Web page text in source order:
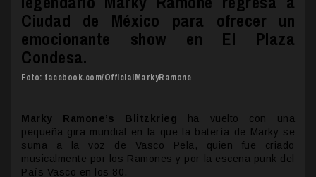
Ciudad de México para ofrecer un
emocionante show en El Plaza
Condesa.
Foto: facebook.com/OfficialMarkyRamone
Marky Ramone’s Blitzkrieg ha vuelto con una
pequeña gira mundial en la que la batería de Marky se
suma a la voz de Vasco Pela, quien fue criado
musicalmente por los Ramones y por la escena punk del
País Vasco en los 80.